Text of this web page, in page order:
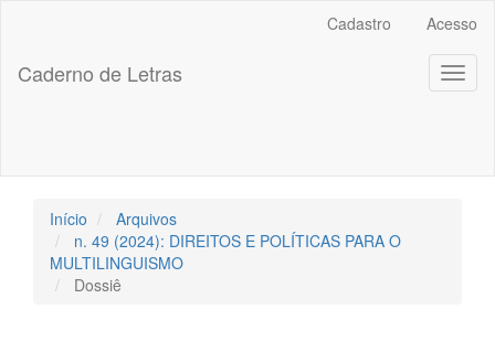
##plugins.themes.bootstrap3.accessible_menu.main_content##
##plugins.themes.bootstrap3.accessible_menu.sidebar##
Cadastro Acesso
Caderno de Letras
Início
Arquivos
n. 49 (2024): DIREITOS E POLÍTICAS PARA O
MULTILINGUISMO
Dossiê